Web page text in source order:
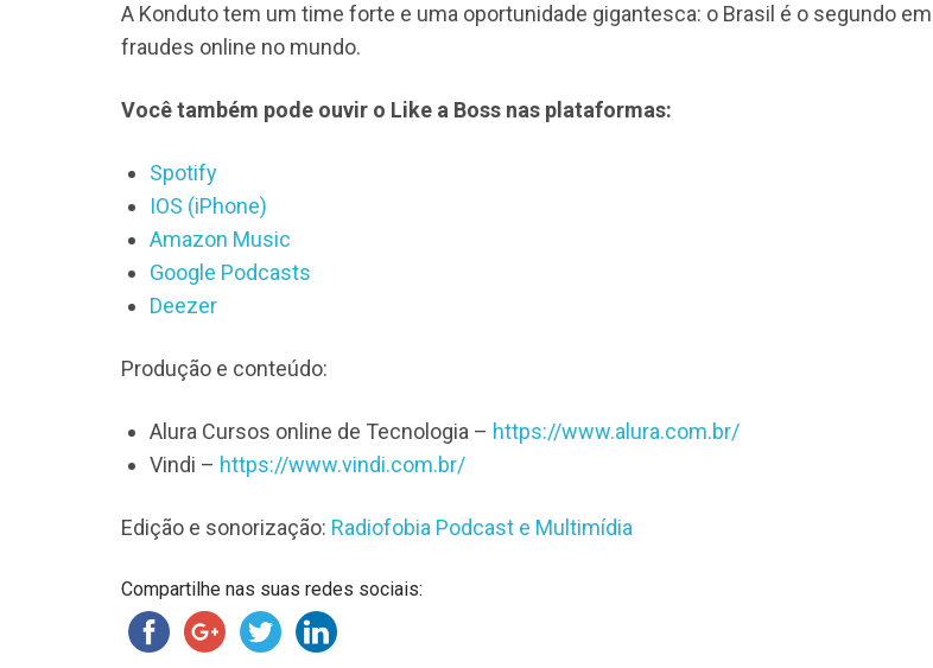
A Konduto tem um time forte e uma oportunidade gigantesca: o Brasil é o segundo
fraudes online no mundo.
Você também pode ouvir o Like a Boss nas plataformas:
Spotify
IOS (iPhone)
Amazon Music
Google Podcasts
Deezer
Produção e conteúdo:
Alura Cursos online de Tecnologia – https://www.alura.com.br/
Vindi – https://www.vindi.com.br/
Edição e sonorização: Radiofobia Podcast e Multimídia
Compartilhe nas suas redes sociais: